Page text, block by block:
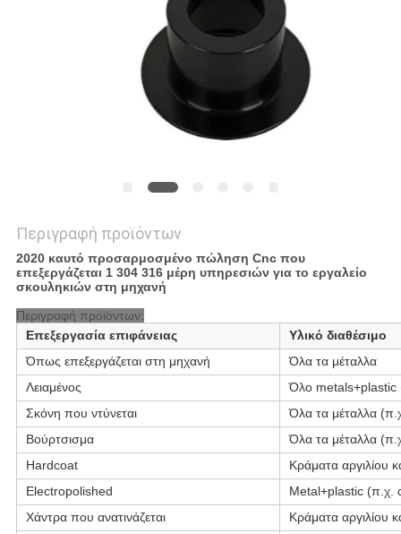
Περιγραφή προϊόντων
2020 καυτό προσαρμοσμένο πώληση Cnc που
επεξεργάζεται 1 304 316 μέρη υπηρεσιών για το εργαλείο
σκουληκιών στη μηχανή
Περιγραφή προϊόντων:
Επεξεργασία επιφάνειας
Υλικό διαθέσιμο
Όπως επεξεργάζεται στη μηχανή
Όλα τα μέταλλα
Λειαμένος
Όλο metals+plastic
Σκόνη που ντύνεται
Όλα τα μέταλλα
Βούρτσισμα
Όλα τα μέταλλα
Hardcoat
Κράματα αργιλίου
Electropolished
Metal+plastic (π.χ.
Χάντρα που ανατινάζεται
Κράματα αργιλίου